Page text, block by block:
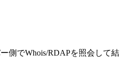
側でWhois/RDAPを照会して結